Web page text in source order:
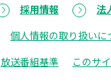
採用情報
法
個人情報の取り扱いに
放送番組基準
このサ